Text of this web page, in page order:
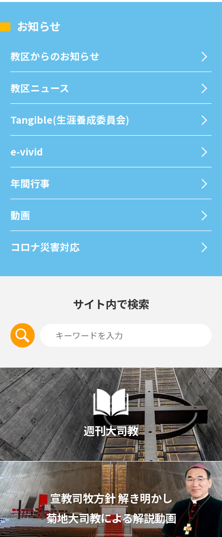
お知らせ
教区からのお知らせ
教区ニュース
Tangible(生涯養成委員会)
e-vivid
年間⾏事
動画
コロナ災害対応
サイト内で検索
週刊大司教
宣教司牧⽅針 解き明かし
菊地⼤司教による解説動画